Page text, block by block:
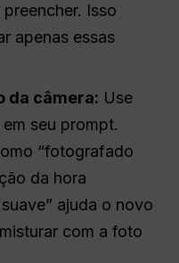
Isso
apenas essas
da câmera: Use
seu prompt.
“fotografado
da hora
ajuda o novo
com a foto